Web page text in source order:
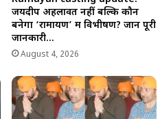
जयदीप अहलावत नहीं बल्कि कौन
बनेगा ‘रामायण’ में विभीषण? जानें पूरी
जानकारी…
August 4, 2026